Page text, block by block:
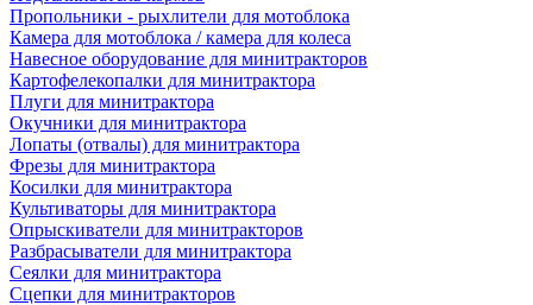
Пропольники - рыхлители для мотоблока
Камера для мотоблока / камера для колеса
Навесное оборудование для минитракторов
Картофелекопалки для минитрактора
Плуги для минитрактора
Окучники для минитрактора
Лопаты (отвалы) для минитрактора
Фрезы для минитрактора
Косилки для минитрактора
Культиваторы для минитрактора
Опрыскиватели для минитракторов
Разбрасыватели для минитрактора
Сеялки для минитрактора
Сцепки для минитракторов